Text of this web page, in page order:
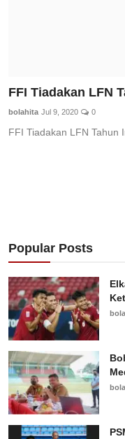
FFI Tiadakan LFN
bolahita Jul 9, 2020 0
FFI Tiadakan LFN Tahun
Popular Posts